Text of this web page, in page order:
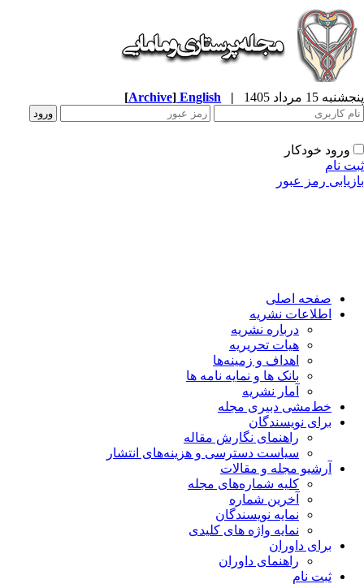
15 مرداد 1405 |
English
[Archive]
ورود خودکار
نام
رمز عبور
صفحه اصلی
اطلاعات نشریه
درباره نشریه
هیات تحریریه
اهداف و زمینه‌ها
بانک ها و نمایه نامه ها
آمار نشریه
خط‌مشی دبیری مجله
برای نویسندگان
راهنمای نگارش مقاله
سیاست دسترسی و هزینه‌های انتشار
آرشیو مجله و مقالات
کلیه شماره‌های مجله
آخرین شماره
نمایه نویسندگان
نمایه واژه های کلیدی
برای داوران
راهنمای داوران
ثبت نام